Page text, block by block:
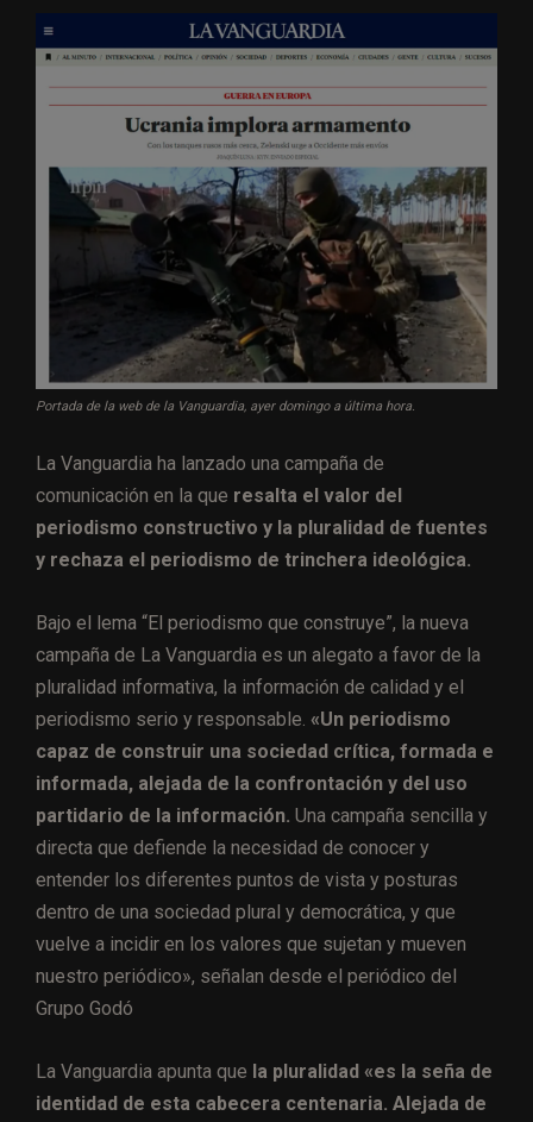
Portada de la web de la Vanguardia, ayer domingo a última hora.
La Vanguardia ha lanzado una campaña de
comunicación en la que resalta el valor del
periodismo constructivo y la pluralidad de fuentes
y rechaza el periodismo de trinchera ideológica.
Bajo el lema “El periodismo que construye”, la nueva
campaña de La Vanguardia es un alegato a favor de la
pluralidad informativa, la información de calidad y el
periodismo serio y responsable. «Un periodismo
capaz de construir una sociedad crítica, formada e
informada, alejada de la confrontación y del uso
partidario de la información. Una campaña sencilla y
directa que defiende la necesidad de conocer y
entender los diferentes puntos de vista y posturas
dentro de una sociedad plural y democrática, y que
vuelve a incidir en los valores que sujetan y mueven
nuestro periódico», señalan desde el periódico del
Grupo Godó
La Vanguardia apunta que la pluralidad «es la seña de
identidad de esta cabecera centenaria. Alejada de